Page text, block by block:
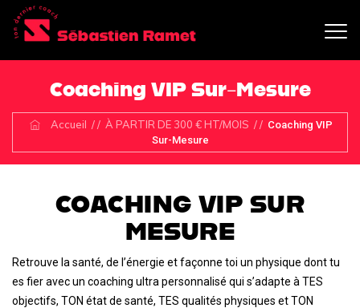
Coaching VIP Sur-Mesure
Accueil / /À PARTIR DE 300 € HT/MOIS / / Coaching VIP
Sur-Mesure
COACHING VIP SUR
MESURE
Retrouve la santé, de l’énergie et façonne toi un physique dont tu
es fier avec un coaching ultra personnalisé qui s’adapte à TES
objectifs, TON état de santé, TES qualités physiques et TON